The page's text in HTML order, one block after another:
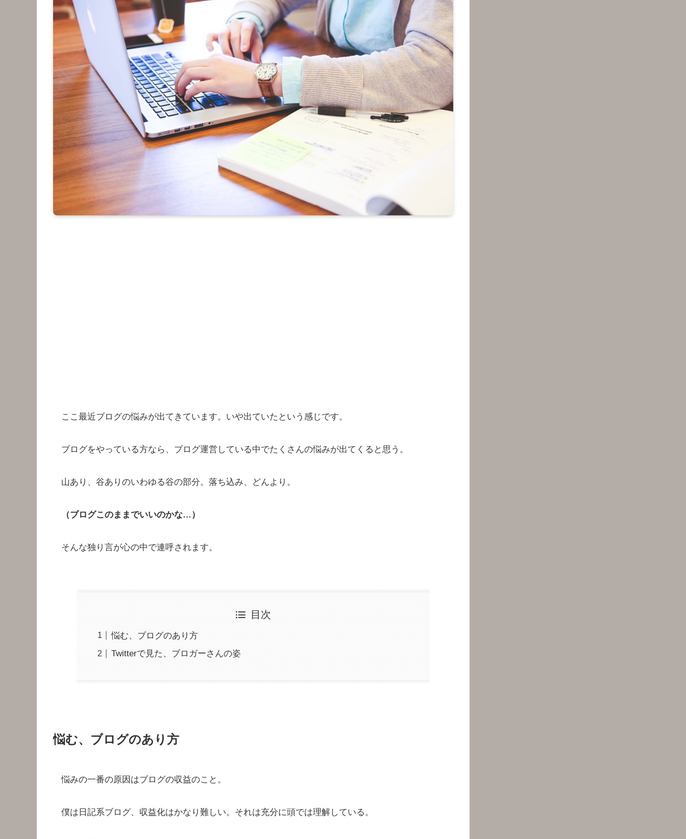
ここ最近ブログの悩みが出てきています。いや出ていたという感じです。
ブログをやっている方なら、ブログ運営している中でたくさんの悩みが出てくると思う。
山あり、谷ありのいわゆる谷の部分。落ち込み、どんより。
（ブログこのままでいいのかな…）
そんな独り言が心の中で連呼されます。
目次
悩む、ブログのあり方
Twitterで見た、ブロガーさんの姿
悩む、ブログのあり方
悩みの一番の原因はブログの収益のこと。
僕は日記系ブログ、収益化はかなり難しい。それは充分に頭では理解している。